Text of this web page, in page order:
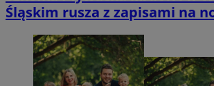
Śląskim rusza z zapisami na